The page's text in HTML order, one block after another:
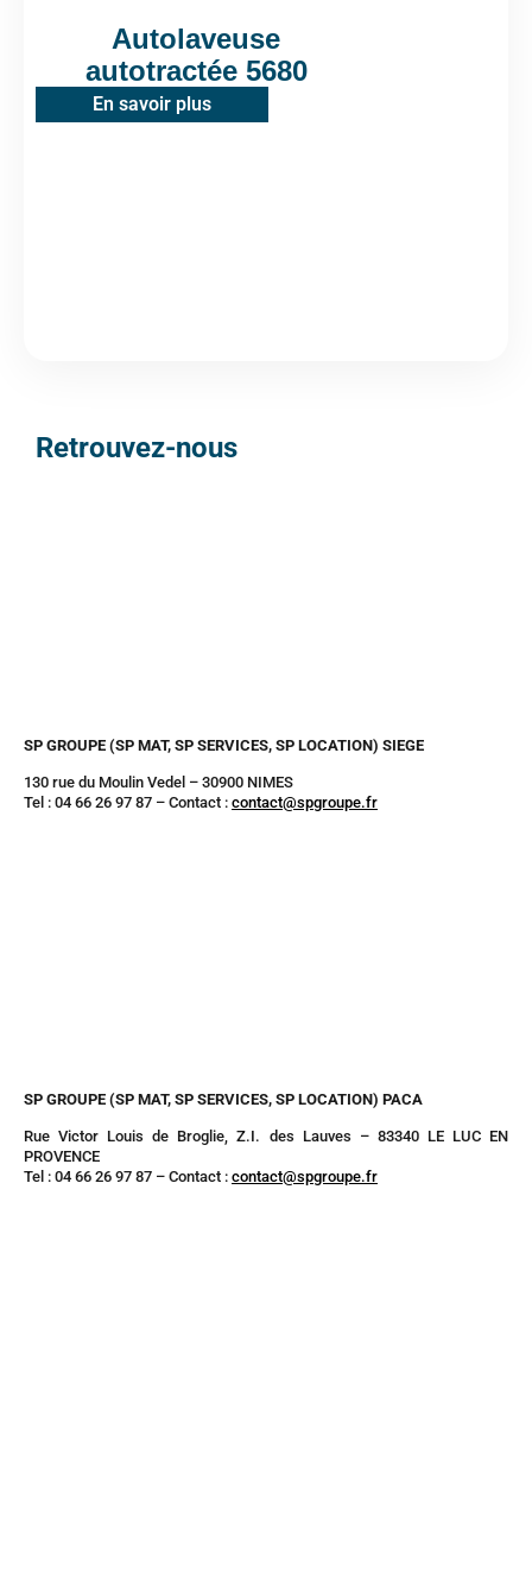
Autolaveuse
autotractée 5680
En savoir plus
Retrouvez-nous
SP GROUPE (SP MAT, SP SERVICES, SP LOCATION) SIEGE
130 rue du Moulin Vedel – 30900 NIMES
Tel : 04 66 26 97 87 – Contact : contact@spgroupe.fr
SP GROUPE (SP MAT, SP SERVICES, SP LOCATION) PACA
Rue Victor Louis de Broglie, Z.I. des Lauves – 83340 LE LUC EN
PROVENCE
Tel : 04 66 26 97 87 – Contact : contact@spgroupe.fr